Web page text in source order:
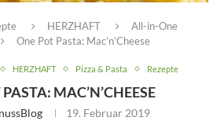
HERZHAFT
All-in-One
One Pot Pasta: Mac’n’Cheese
HERZHAFT Pizza & Pasta Rezepte
MAC’N’CHEESE
19. Februar 2019